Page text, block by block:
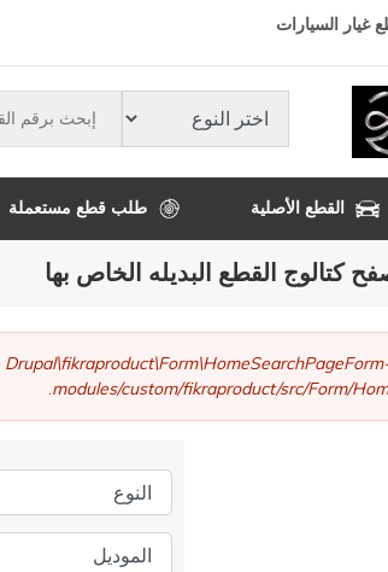
غيار السيارات
القطع الأصلية طلب قطع مستعملة
كتالوج القطع البديله الخاص بها
modules/custom/fikraproduct/src/Form/
النوع
الموديل